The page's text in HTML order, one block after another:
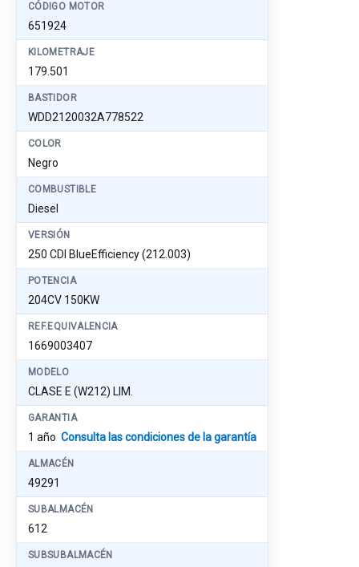
CÓDIGO MOTOR
651924
KILOMETRAJE
179.501
BASTIDOR
WDD2120032A778522
COLOR
Negro
COMBUSTIBLE
Diesel
VERSIÓN
250 CDI BlueEfficiency (212.003)
POTENCIA
204CV 150KW
REF.EQUIVALENCIA
1669003407
MODELO
CLASE E (W212) LIM.
GARANTIA
1 año Consulta las condiciones de la garantía
ALMACÉN
49291
SUBALMACÉN
612
SUBSUBALMACÉN